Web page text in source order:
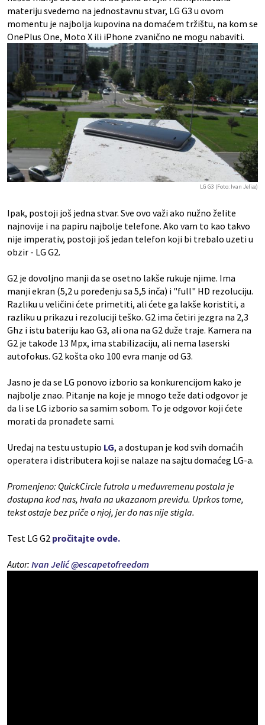
materiju svedemo na jednostavnu stvar, LG G3 u ovom
momentu je najbolja kupovina na domaćem tržištu, na kom se
OnePlus One, Moto X ili iPhone zvanično ne mogu nabaviti.
LG G3 (Foto: Ivan Jeliæ)
Ipak, postoji još jedna stvar. Sve ovo važi ako nužno želite
najnovije i na papiru najbolje telefone. Ako vam to kao takvo
nije imperativ, postoji još jedan telefon koji bi trebalo uzeti u
obzir - LG G2.
G2 je dovoljno manji da se osetno lakše rukuje njime. Ima
manji ekran (5,2 u poređenju sa 5,5 inča) i "full" HD rezoluciju.
Razliku u veličini ćete primetiti, ali ćete ga lakše koristiti, a
razliku u prikazu i rezoluciji teško. G2 ima četiri jezgra na 2,3
Ghz i istu bateriju kao G3, ali ona na G2 duže traje. Kamera na
G2 je takođe 13 Mpx, ima stabilizaciju, ali nema laserski
autofokus. G2 košta oko 100 evra manje od G3.
Jasno je da se LG ponovo izborio sa konkurencijom kako je
najbolje znao. Pitanje na koje je mnogo teže dati odgovor je
da li se LG izborio sa samim sobom. To je odgovor koji ćete
morati da pronađete sami.
Uređaj na testu ustupio LG, a dostupan je kod svih domaćih
operatera i distributera koji se nalaze na sajtu domaćeg LG-a.
Promenjeno: QuickCircle futrola u međuvremenu postala je
dostupna kod nas, hvala na ukazanom previdu. Uprkos tome,
tekst ostaje bez priče o njoj, jer do nas nije stigla.
Test LG G2 pročitajte ovde.
Autor: Ivan Jelić@escapetofreedom